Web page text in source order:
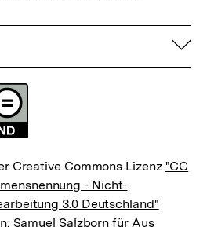
Creative Commons Lizenz "CC
- Nicht-
3.0 Deutschland"
Samuel Salzborn für Aus